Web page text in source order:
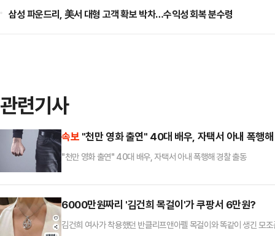
삼성 파운드리, 美서 대형 고객 확보 박차…수익성 회복 분수령
관련기사
속보 "천만 영화 출연" 40대 배우, 자택서 아내 폭행
"천만 영화 출연" 40대 배우, 자택서 아내 폭행해 경찰 출동
6000만원짜리 '김건희 목걸이'가 쿠팡서 6만원?
김건희 여사가 착용했던 반클리프앤아펠 목걸이와 똑같이 생긴 모